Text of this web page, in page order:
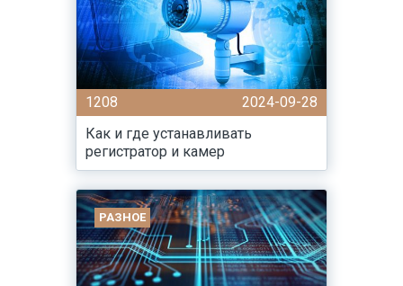
1208
2024-09-28
Как и где устанавливать
регистратор и камер
РАЗНОЕ